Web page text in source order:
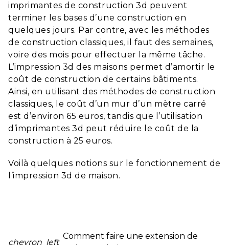
imprimantes de construction 3d peuvent
terminer les bases d’une construction en
quelques jours. Par contre, avec les méthodes
de construction classiques, il faut des semaines,
voire des mois pour effectuer la même tâche.
L’impression 3d des maisons permet d’amortir le
coût de construction de certains bâtiments.
Ainsi, en utilisant des méthodes de construction
classiques, le coût d’un mur d’un mètre carré
est d’environ 65 euros, tandis que l’utilisation
d’imprimantes 3d peut réduire le coût de la
construction à 25 euros.
Voilà quelques notions sur le fonctionnement de
l’impression 3d de maison.
chevron_left
Comment faire une extension de